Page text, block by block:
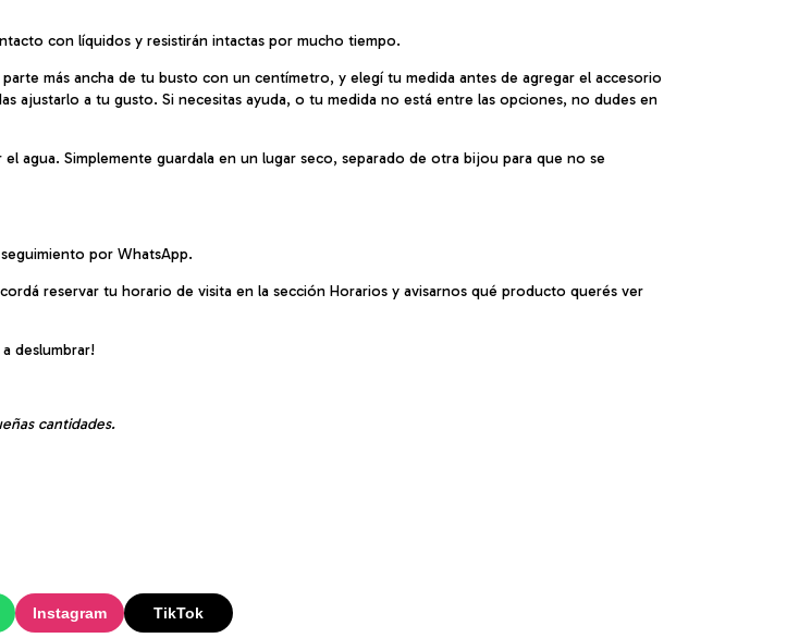
con líquidos y resistirán intactas por mucho tiempo.
más ancha de tu busto con un centímetro, y elegí tu medida antes de agregar el accesorio
ajustarlo a tu gusto. Si necesitas ayuda, o tu medida no está entre las opciones, no dudes en
agua. Simplemente guardala en un lugar seco, separado de otra bijou para que no se
por WhatsApp.
reservar tu horario de visita en la sección Horarios y avisarnos qué producto querés ver
deslumbrar!
cantidades.
Instagram TikTok